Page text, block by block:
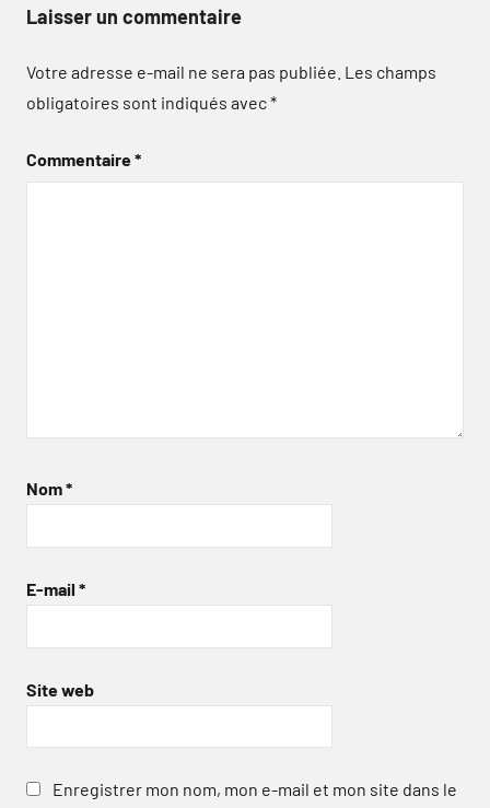
Laisser un commentaire
Votre adresse e-mail ne sera pas publiée. Les champs
obligatoires sont indiqués avec*
Commentaire*
Nom*
E-mail *
Site web
Enregistrer mon nom, mon e-mail et mon site dans le